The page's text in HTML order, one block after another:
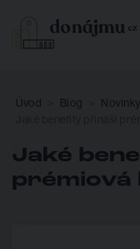
Úvod Blog
Jaké
prémiová